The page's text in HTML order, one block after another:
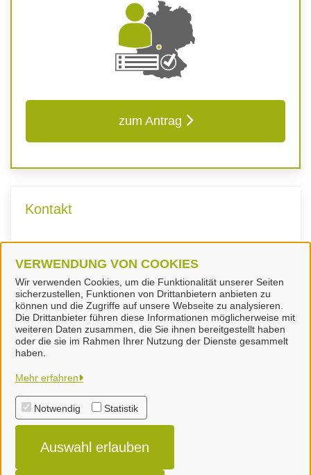
VERWENDUNG VON COOKIES
Wir verwenden Cookies, um die Funktionalität unserer Seiten
sicherzustellen, Funktionen von Drittanbietern anbieten zu
können und die Zugriffe auf unsere Webseite zu analysieren.
Die Drittanbieter führen diese Informationen möglicherweise mit
weiteren Daten zusammen, die Sie ihnen bereitgestellt haben
oder die sie im Rahmen Ihrer Nutzung der Dienste gesammelt
haben.
Mehr erfahren
Notwendig Statistik
Auswahl erlauben
zum Antrag
Kontakt
Landkreis Peine
Alle Rechte vorbehalten